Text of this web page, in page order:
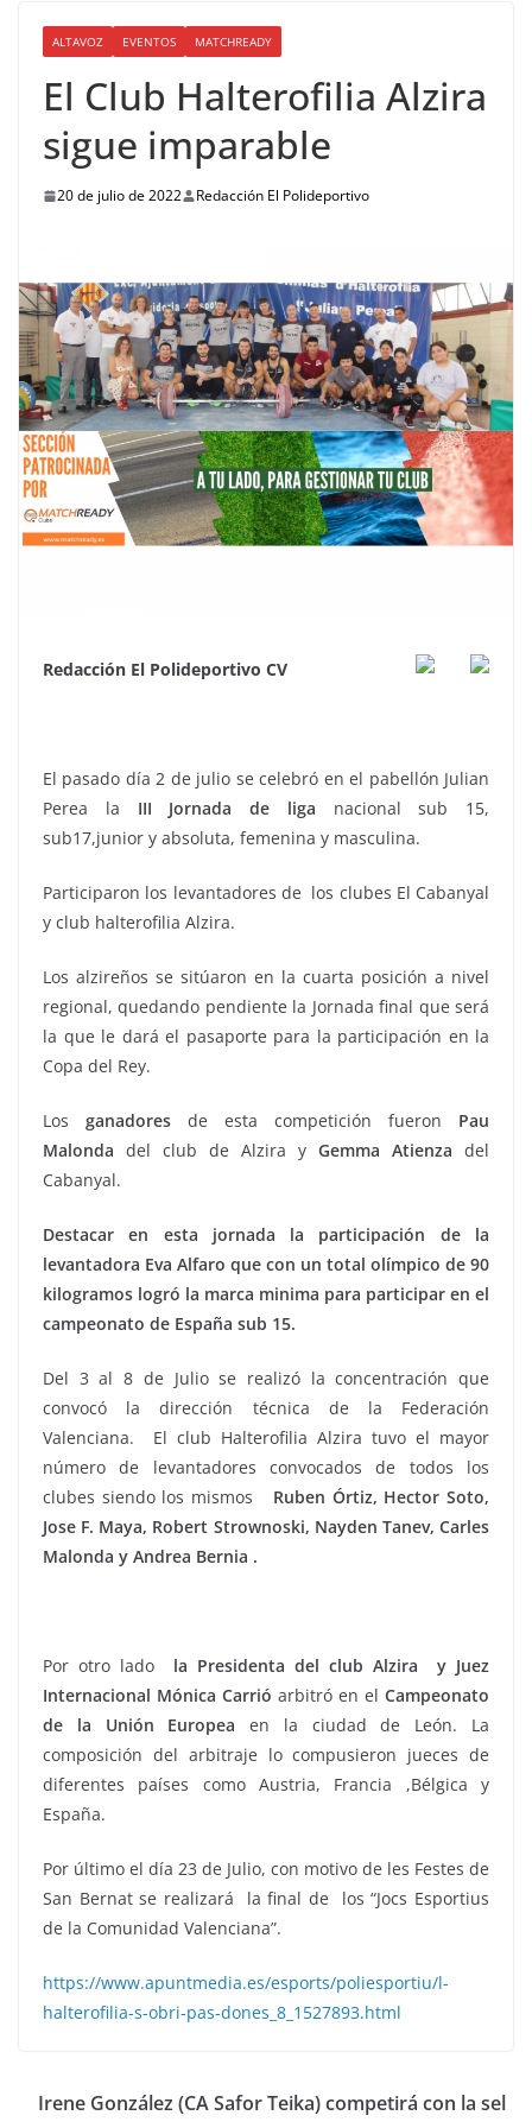
ALTAVOZ EVENTOS MATCHREADY
El Club Halterofilia Alzira
sigue imparable
20 de julio de 2022 Redacción El Polideportivo
Redacción El Polideportivo CV
El pasado día 2 de julio se celebró en el pabellón Julian
Perea la III Jornada de liga nacional sub 15,
sub17,junior y absoluta, femenina y masculina.
Participaron los levantadores de los clubes El Cabanyal
y club halterofilia Alzira.
Los alzireños se sitúaron en la cuarta posición a nivel
regional, quedando pendiente la Jornada final que será
la que le dará el pasaporte para la participación en la
Copa del Rey.
Los ganadores de esta competición fueron Pau
Malonda del club de Alzira y Gemma Atienza del
Cabanyal.
Destacar en esta jornada la participación de la
levantadora Eva Alfaro que con un total olímpico de 90
kilogramos logró la marca minima para participar en el
campeonato de España sub 15.
Del 3 al 8 de Julio se realizó la concentración que
convocó la dirección técnica de la Federación
Valenciana. El club Halterofilia Alzira tuvo el mayor
número de levantadores convocados de todos los
clubes siendo los mismos
Ruben Órtiz, Hector Soto,
Jose F. Maya, Robert Strownoski, Nayden Tanev, Carles
Malonda y Andrea Bernia .
Por otro lado
la Presidenta del club Alzira y Juez
Internacional Mónica Carrió arbitró en el Campeonato
de la Unión Europea en la ciudad de León. La
composición del arbitraje lo compusieron jueces de
diferentes países como Austria, Francia ,Bélgica y
España.
Por último el día 23 de Julio, con motivo de les Festes de
San Bernat se realizará la final de los “Jocs Esportius
de la Comunidad Valenciana”.
https://www.apuntmedia.es/esports/poliesportiu/l-
halterofilia-s-obri-pas-dones_8_1527893.html
Irene González (CA Safor Teika) competirá con la sel